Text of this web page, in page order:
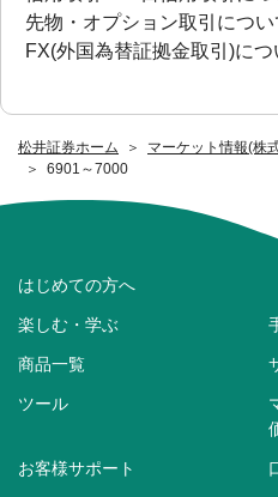
松井証券ホーム マーケット情報(株
6901～7000
先物・オプション取引につい
FX(外国為替証拠金取引)につ
はじめての方へ
楽しむ・学ぶ
商品一覧
ツール
お客様サポート